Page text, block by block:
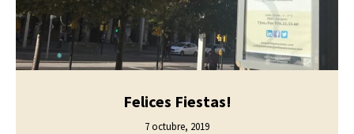
Felices Fiestas!
7 octubre, 2019